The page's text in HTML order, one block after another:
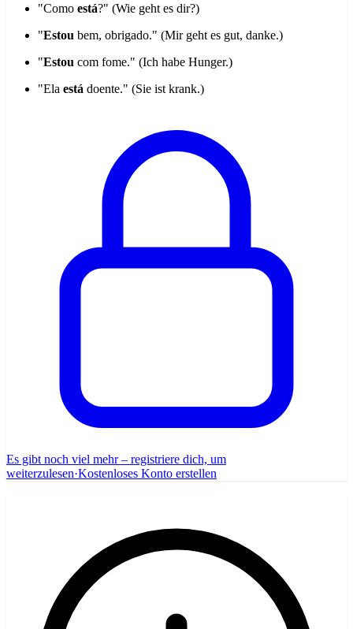
"Como está?" (Wie geht es dir?)
"Estou bem, obrigado." (Mir geht es gut, danke.)
"Estou com fome." (Ich habe Hunger.)
"Ela está doente." (Sie ist krank.)
Es gibt noch viel mehr – registriere dich, um
weiterzulesen·Kostenloses Konto erstellen